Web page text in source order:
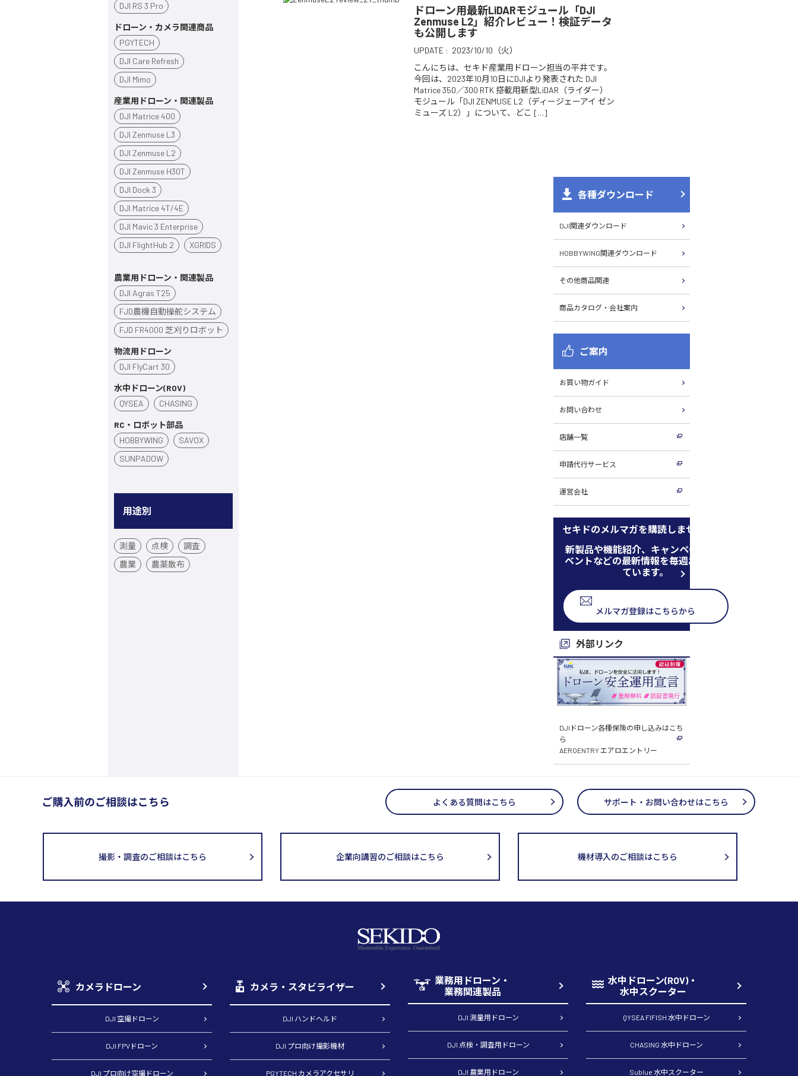
DJI RS 3 Pro
ドローン・カメラ関連商品
PGYTECH
DJI Care Refresh
DJI Mimo
産業用ドローン・関連製品
DJI Matrice 400
DJI Zenmuse L3
DJI Zenmuse L2
DJI Zenmuse H30T
DJI Dock 3
DJI Matrice 4T/4E
DJI Mavic 3 Enterprise
DJI FlightHub 2
XGRIDS
農業用ドローン・関連製品
DJI Agras T25
FJD農機自動操舵システム
FJD FR4000 芝刈りロボット
物流用ドローン
DJI FlyCart 30
水中ドローン(ROV)
QYSEA
CHASING
RC・ロボット部品
HOBBYWING
SAVOX
SUNPADOW
用途別
測量 点検
調査
農業
農薬散布
ドローン用最新LiDARモジュール「DJI
Zenmuse L2」紹介レビュー！検証データ
も公開します
UPDATE : 2023/10/10（火）
こんにちは、セキド産業用ドローン担当の平井です。
今回は、2023年10月10日にDJIより発表された DJI
Matrice 350／300 RTK 搭載用新型LiDAR（ライダー）
モジュール「DJI ZENMUSE L2（ディージェーアイ ゼン
ミューズ L2）」について、どこ […]
各種ダウンロード
DJI関連ダウンロード
HOBBYWING関連ダウンロード
その他商品関連
商品カタログ・会社案内
ご案内
お買い物ガイド
お問い合わせ
店舗一覧
申請代行サービス
運営会社
セキドのメルマガを購読しませんか
新製品や機能紹介、キャンペーン、イ
ベントなどの最新情報を毎週お届けし
ています。
メルマガ登録はこちらから
外部リンク
DJIドローン各種保険の申し込みはこち
ら
AEROENTRY エアロエントリー
よくある質問はこちら サポート・お問い合わせはこちら
撮影・調査のご相談はこちら 企業向講習のご相談はこちら 機材導入のご相談はこちら
カメラドローン
DJI 空撮ドローン
DJI FPVドローン
DJI プロ向け空撮ドローン
カメラ・スタビライザー
DJI ハンドヘルド
DJI プロ向け撮影機材
PGYTECH カメラアクセサリ
業務用ドローン・
業務関連製品
DJI 測量用ドローン
DJI 点検・調査用ドローン
DJI 農業用ドローン
水中ドローン(ROV)・
水中スクーター
QYSEA FIFISH 水中ドローン
CHASING 水中ドローン
Sublue 水中スクーター